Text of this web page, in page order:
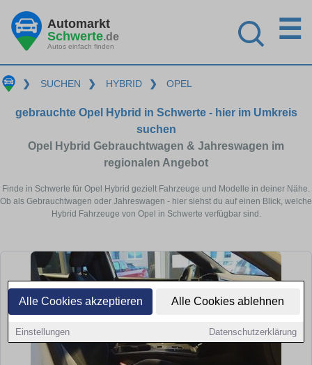
Alle Cookies akzeptieren Alle Cookies ablehnen
Einstellungen Datenschutzerklärung
Automarkt
Schwerte.de
Autos einfach finden
☰
❯ SUCHEN ❯ HYBRID ❯ OPEL
gebrauchte Opel Hybrid in Schwerte - hier im Umkreis
suchen
Opel Hybrid Gebrauchtwagen & Jahreswagen im
regionalen Angebot
Finde in Schwerte für Opel Hybrid gezielt Fahrzeuge und Modelle in deiner Nähe.
Ob als Gebrauchtwagen oder Jahreswagen - hier siehst du auf einen Blick, welche
Hybrid Fahrzeuge von Opel in Schwerte verfügbar sind.